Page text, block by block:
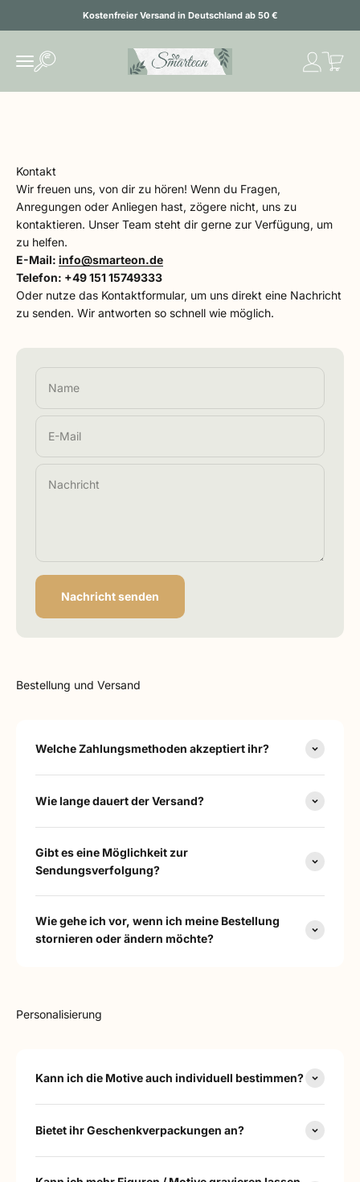
Kostenfreier Versand in Deutschland ab 50 €
Navigationsmenü öffnen
Suche öffnen SMARTEON
Kontakt
Wir freuen uns, von dir zu hören! Wenn du Fragen,
Anregungen oder Anliegen hast, zögere nicht, uns zu
kontaktieren. Unser Team steht dir gerne zur Verfügung, um
zu helfen.
E-Mail: info@smarteon.de
Telefon: +49 151 15749333
Oder nutze das Kontaktformular, um uns direkt eine Nachricht
zu senden. Wir antworten so schnell wie möglich.
Name
E-Mail
Nachricht
Nachricht senden
Bestellung und Versand
Welche Zahlungsmethoden akzeptiert ihr?
Wie lange dauert der Versand?
Gibt es eine Möglichkeit zur
Sendungsverfolgung?
Wie gehe ich vor, wenn ich meine Bestellung
stornieren oder ändern möchte?
Personalisierung
Kann ich die Motive auch individuell bestimmen?
Bietet ihr Geschenkverpackungen an?